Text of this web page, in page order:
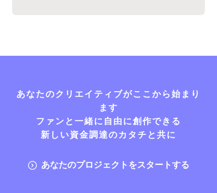
あなたのクリエイティブがここから始まり
ます
ファンと一緒に自由に創作できる
新しい資金調達のカタチと共に
あなたのプロジェクトをスタートする